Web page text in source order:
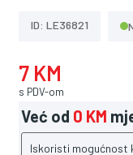
ID: LE36821
7 KM
s PDV-om
Već od 0 KM
Iskoristi mogućnost